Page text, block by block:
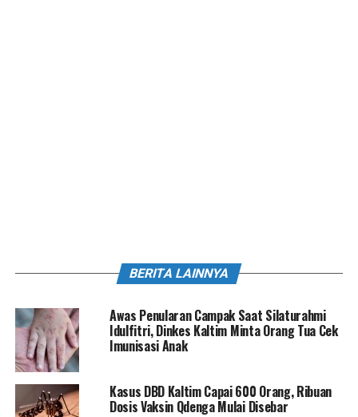
BERITA LAINNYA
Awas Penularan Campak Saat Silaturahmi
Idulfitri, Dinkes Kaltim Minta Orang Tua Cek
Imunisasi Anak
Kasus DBD Kaltim Capai 600 Orang, Ribuan
Dosis Vaksin Qdenga Mulai Disebar